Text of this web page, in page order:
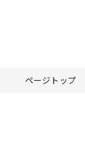
ページトップ